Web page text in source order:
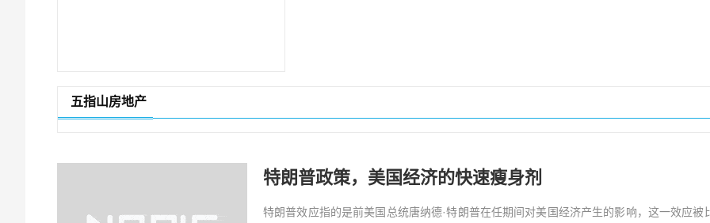
五指山房地产
特朗普政策，美国经济的快速瘦身剂
特朗普效应指的是前美国总统唐纳德·特朗普在任期间对美国经济产生的影响，这一效应被